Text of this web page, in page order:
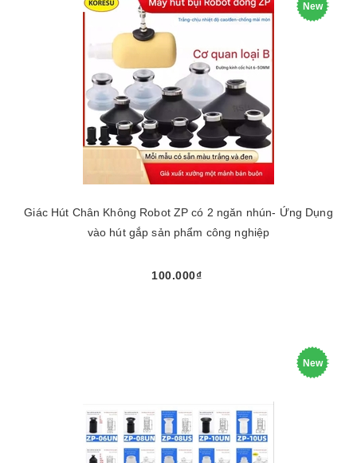
New
Giác Hút Chân Không Robot ZP có 2 ngăn nhún- Ứng Dụng
vào hút gắp sản phẩm công nghiệp
100.000₫
New